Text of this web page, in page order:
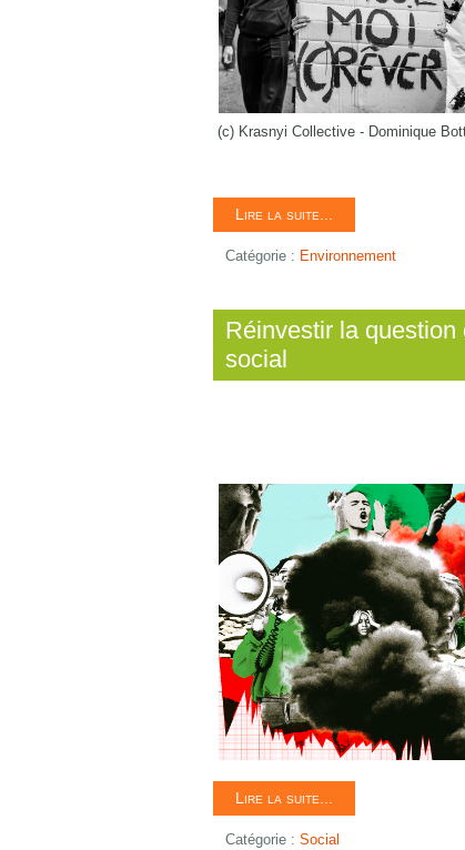
(c) Krasnyi Collective - Dominique
Lire la suite...
Catégorie : Environnement
Réinvestir la
social
Lire la suite...
Catégorie : Social